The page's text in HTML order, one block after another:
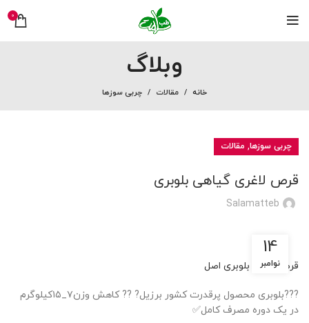
0
وبلاگ
خانه مقالات چربی سوزها
چربی سوزها, مقالات
قرص لاغری گیاهی بلوبری
Salamatteb
14
نوامبر
‏قرص لاغری بلوبری اصل
???بلوبری محصول پرقدرت کشور برزیل? ?? کاهش وزن۷_۱۵کیلوگرم
در یک دوره مصرف کامل✅